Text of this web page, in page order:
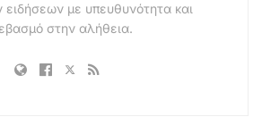
με υπευθυνότητα και
στην αλήθεια.